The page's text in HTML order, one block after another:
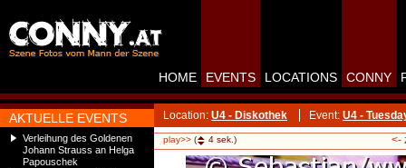
AKTUELLE EVENTS
Verleihung des Goldenen
Johann Strauss an Helga
Papouschek
HOME EVENTS LOCATIONS CONNY
Location: U4 - Diskothek Event: U4 -
play>> ( 4 sek.) <-